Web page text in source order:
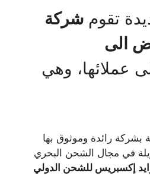
تقوم شركة
الى
عملائها، وهي
بشركة رائدة وموثوق بها
في مجال الشحن البحري
إكسبريس للشحن الدولي